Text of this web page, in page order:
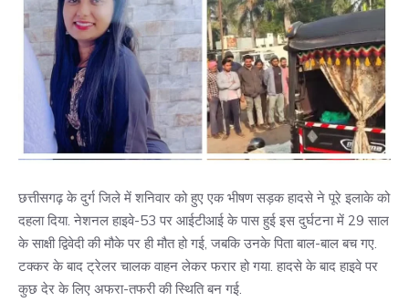
छत्तीसगढ़ के दुर्ग जिले में शनिवार को हुए एक भीषण सड़क हादसे ने पूरे इलाके को
दहला दिया. नेशनल हाइवे-53 पर आईटीआई के पास हुई इस दुर्घटना में 29 साल
के साक्षी द्विवेदी की मौके पर ही मौत हो गई, जबकि उनके पिता बाल-बाल बच गए.
टक्कर के बाद ट्रेलर चालक वाहन लेकर फरार हो गया. हादसे के बाद हाइवे पर
कुछ देर के लिए अफरा-तफरी की स्थिति बन गई.